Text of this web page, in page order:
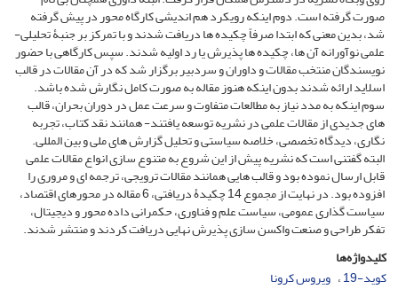
صورت گرفته است. دوم اینکه رویکرد هم اندیشی کارگاه محور در پیش گرفته
شد، بدین معنی که ابتدا صرفاً چکیده ها دریافت شدند و با تمرکز بر جنبۀ تحلیلی-
علمی نوآورانه آن ها، چکیده ها پذیرش یا رد اولیه شدند. سپس کارگاهی با حضور
نویسندگان منتخب مقالات و داوران و سردبیر برگزار شد که در آن مقالات در قالب
اسلاید ارائه شدند بدون اینکه هنوز مقاله به صورت کامل نگارش شده باشد.
سوم اینکه به مدد نیاز به مطالعات متفاوت و سرعت عمل در دوران بحران، قالب
های جدیدی از مقالات علمی در نشریه توسعه یافتند- همانند نقد کتاب، تجربه
نگاری، دیدگاه تخصصی، خلاصه سیاستی و تحلیل گزارش های ملی و بین المللی.
البته گفتنی است که نشریه پیش از این شروع به متنوع سازی انواع مقالات علمی
قابل ارسال نموده بود و قالب هایی همانند مقالات ترویجی، ترجمه ای و مروری را
افزوده بود. در نهایت از مجموع 14 چکیدۀ دریافتی، 6 مقاله در محورهای اقتصاد،
سیاست گذاری عمومی، سیاست علم و فناوری، حکمرانی داده محور و دیجیتال،
تفکر طراحی و صنعت واکسن سازی پذیرش نهایی دریافت کردند و منتشر شدند.
کلیدواژه‌ها
کوید-19
ویروس کرونا